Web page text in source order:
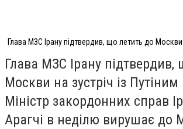
Глава МЗС Ірану підтвердив, що летить до Москви
Глава МЗС Ірану підтвердив,
Москви на зустріч із Путіним
Міністр закордонних справ
Арагчі в неділю вирушає до